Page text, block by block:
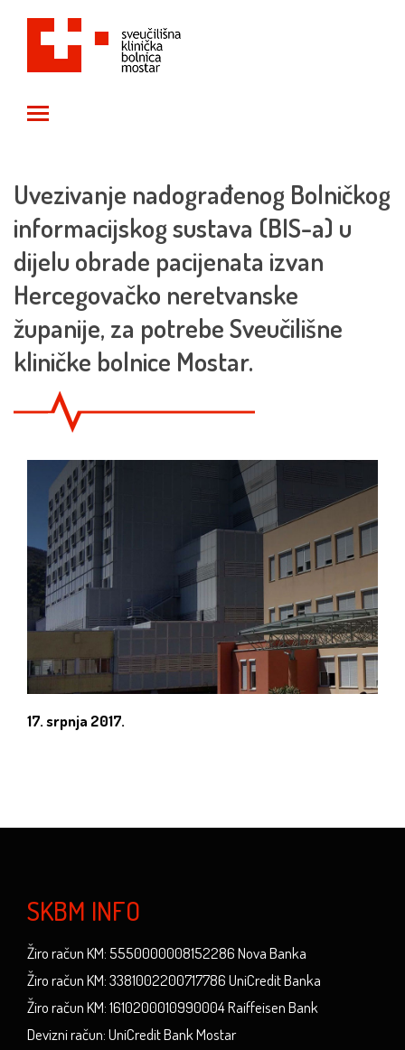
Uvezivanje nadograđenog Bolničkog
informacijskog sustava (BIS-a) u
dijelu obrade pacijenata izvan
Hercegovačko neretvanske
županije, za potrebe Sveučilišne
kliničke bolnice Mostar.
17. srpnja 2017.
SKBM INFO
Žiro račun KM: 5550000008152286 Nova Banka
Žiro račun KM: 3381002200717786 UniCredit Banka
Žiro račun KM: 1610200010990004 Raiffeisen Bank
Devizni račun: UniCredit Bank Mostar